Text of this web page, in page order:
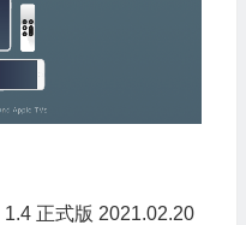
1.4 正式版 2021.02.20